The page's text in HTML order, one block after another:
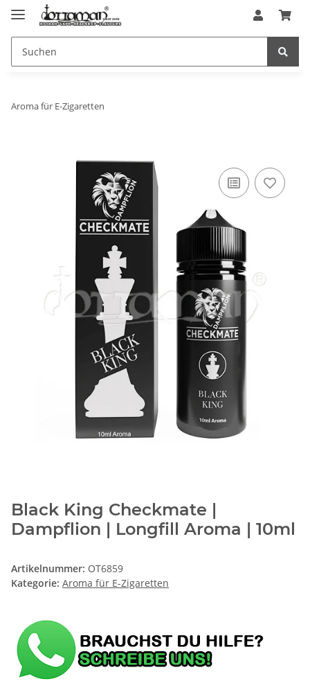
Aroma für E-Zigaretten
Black King Checkmate |
Dampflion | Longfill Aroma | 10ml
Artikelnummer: OT6859
Kategorie: Aroma für E-Zigaretten